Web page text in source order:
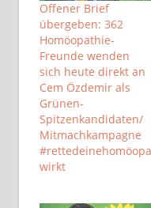
Offener Brief
übergeben: 362
Homöopathie-
Freunde wenden
sich heute direkt an
Cem Özdemir als
Grünen-
Spitzenkandidaten/
Mitmachkampagne
wirkt